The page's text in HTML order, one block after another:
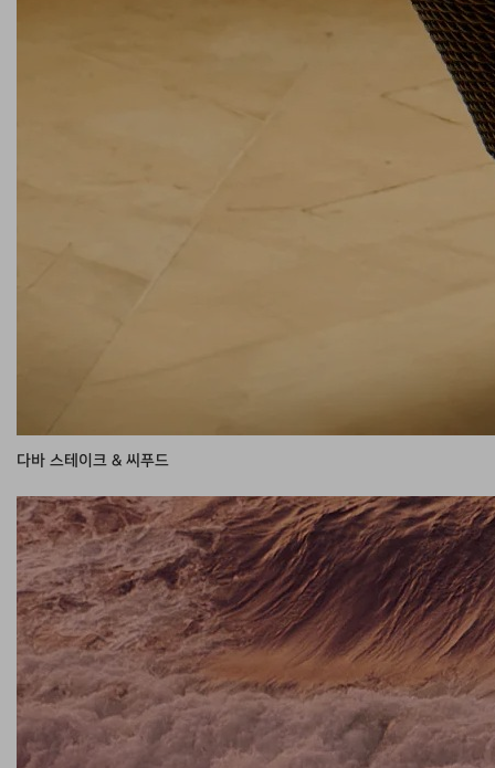
다바 스테이크 & 씨푸드